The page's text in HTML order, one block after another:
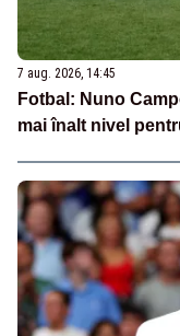
7 aug. 2026, 14:45
Fotbal: Nuno
mai înalt nivel